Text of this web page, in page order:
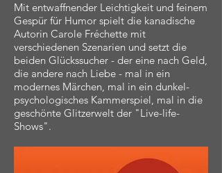
Mit entwaffnender Leichtigkeit und feinem
Gespür für Humor spielt die kanadische
Autorin Carole Fréchette mit
verschiedenen Szenarien und setzt die
beiden Glückssucher - der eine nach Geld,
die andere nach Liebe - mal in ein
modernes Märchen, mal in ein dunkel-
psychologisches Kammerspiel, mal in die
geschönte Glitzerwelt der "Live-life-
Shows".